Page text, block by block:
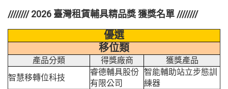
//////// 2026 臺灣租賃輔具精品獎 獲獎名單 ////////
優選
移位類
產品分類 得獎廠商
獲獎產品
智慧移轉位科技
睿德輔具股份
有限公司
智能輔助站立步態訓
練器